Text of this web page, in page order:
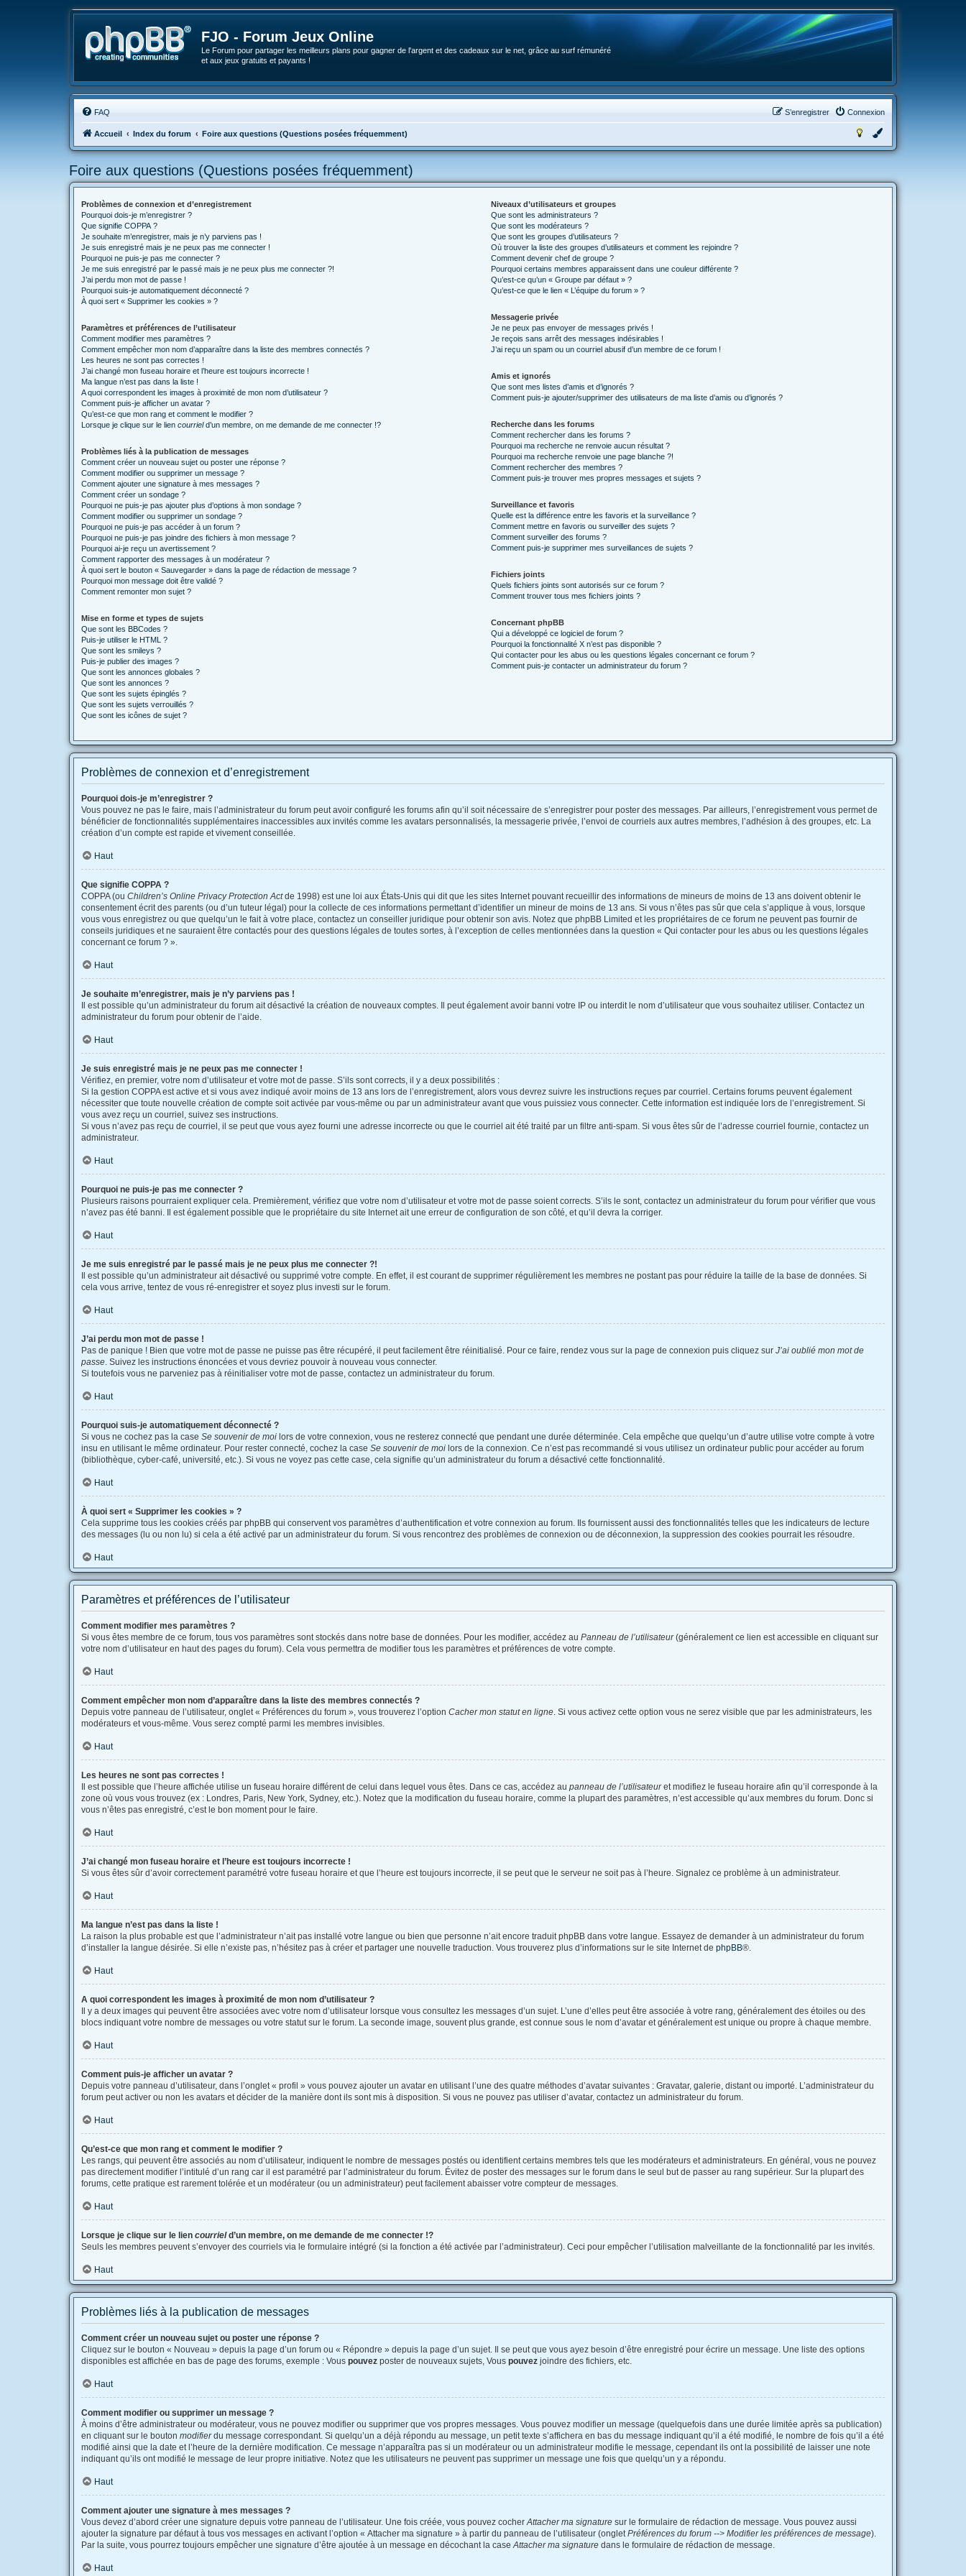
FJO - Forum Jeux Online
Le Forum pour partager les meilleurs plans pour gagner de l'argent et des cadeaux sur le net, grâce au surf rémunéré
et aux jeux gratuits et payants !
FAQ Connexion
S’enregistrer
Accueil Index du forum Foire aux questions (Questions posées fréquemment)
Foire aux questions (Questions posées fréquemment)
Problèmes de connexion et d’enregistrement
Pourquoi dois-je m’enregistrer ?
Que signifie COPPA ?
Je souhaite m’enregistrer, mais je n’y parviens pas !
Je suis enregistré mais je ne peux pas me connecter !
Pourquoi ne puis-je pas me connecter ?
Je me suis enregistré par le passé mais je ne peux plus me connecter ?!
J’ai perdu mon mot de passe !
Pourquoi suis-je automatiquement déconnecté ?
À quoi sert « Supprimer les cookies » ?
Paramètres et préférences de l’utilisateur
Comment modifier mes paramètres ?
Comment empêcher mon nom d’apparaître dans la liste des membres connectés ?
Les heures ne sont pas correctes !
J’ai changé mon fuseau horaire et l’heure est toujours incorrecte !
Ma langue n’est pas dans la liste !
A quoi correspondent les images à proximité de mon nom d’utilisateur ?
Comment puis-je afficher un avatar ?
Qu’est-ce que mon rang et comment le modifier ?
Lorsque je clique sur le lien courrield’un membre, on me demande de me connecter !?
Problèmes liés à la publication de messages
Comment créer un nouveau sujet ou poster une réponse ?
Comment modifier ou supprimer un message ?
Comment ajouter une signature à mes messages ?
Comment créer un sondage ?
Pourquoi ne puis-je pas ajouter plus d’options à mon sondage ?
Comment modifier ou supprimer un sondage ?
Pourquoi ne puis-je pas accéder à un forum ?
Pourquoi ne puis-je pas joindre des fichiers à mon message ?
Pourquoi ai-je reçu un avertissement ?
Comment rapporter des messages à un modérateur ?
À quoi sert le bouton « Sauvegarder » dans la page de rédaction de message ?
Pourquoi mon message doit être validé ?
Comment remonter mon sujet ?
Mise en forme et types de sujets
Que sont les BBCodes ?
Puis-je utiliser le HTML ?
Que sont les smileys ?
Puis-je publier des images ?
Que sont les annonces globales ?
Que sont les annonces ?
Que sont les sujets épinglés ?
Que sont les sujets verrouillés ?
Que sont les icônes de sujet ?
Niveaux d’utilisateurs et groupes
Que sont les administrateurs ?
Que sont les modérateurs ?
Que sont les groupes d’utilisateurs ?
Où trouver la liste des groupes d’utilisateurs et comment les rejoindre ?
Comment devenir chef de groupe ?
Pourquoi certains membres apparaissent dans une couleur différente ?
Qu’est-ce qu’un « Groupe par défaut » ?
Qu’est-ce que le lien « L’équipe du forum » ?
Messagerie privée
Je ne peux pas envoyer de messages privés !
Je reçois sans arrêt des messages indésirables !
J’ai reçu un spam ou un courriel abusif d’un membre de ce forum !
Amis et ignorés
Que sont mes listes d’amis et d’ignorés ?
Comment puis-je ajouter/supprimer des utilisateurs de ma liste d’amis ou d’ignorés ?
Recherche dans les forums
Comment rechercher dans les forums ?
Pourquoi ma recherche ne renvoie aucun résultat ?
Pourquoi ma recherche renvoie une page blanche ?!
Comment rechercher des membres ?
Comment puis-je trouver mes propres messages et sujets ?
Surveillance et favoris
Quelle est la différence entre les favoris et la surveillance ?
Comment mettre en favoris ou surveiller des sujets ?
Comment surveiller des forums ?
Comment puis-je supprimer mes surveillances de sujets ?
Fichiers joints
Quels fichiers joints sont autorisés sur ce forum ?
Comment trouver tous mes fichiers joints ?
Concernant phpBB
Qui a développé ce logiciel de forum ?
Pourquoi la fonctionnalité X n’est pas disponible ?
Qui contacter pour les abus ou les questions légales concernant ce forum ?
Comment puis-je contacter un administrateur du forum ?
Problèmes de connexion et d’enregistrement
Pourquoi dois-je m’enregistrer ?
Vous pouvez ne pas le faire, mais l’administrateur du forum peut avoir configuré les forums afin qu’il soit nécessaire de s’enregistrer pour poster des messages. Par ailleurs, l’enregistrement vous permet de
bénéficier de fonctionnalités supplémentaires inaccessibles aux invités comme les avatars personnalisés, la messagerie privée, l’envoi de courriels aux autres membres, l’adhésion à des groupes, etc. La
création d’un compte est rapide et vivement conseillée.
Haut
Que signifie COPPA ?
COPPA (ou Children’s Online Privacy Protection Actde 1998) est une loi aux États-Unis qui dit que les sites Internet pouvant recueillir des informations de mineurs de moins de 13 ans doivent obtenir le
consentement écrit des parents (ou d’un tuteur légal) pour la collecte de ces informations permettant d’identifier un mineur de moins de 13 ans. Si vous n’êtes pas sûr que cela s’applique à vous, lorsque
vous vous enregistrez ou que quelqu’un le fait à votre place, contactez un conseiller juridique pour obtenir son avis. Notez que phpBB Limited et les propriétaires de ce forum ne peuvent pas fournir de
conseils juridiques et ne sauraient être contactés pour des questions légales de toutes sortes, à l’exception de celles mentionnées dans la question « Qui contacter pour les abus ou les questions légales
concernant ce forum ? ».
Haut
Je souhaite m’enregistrer, mais je n’y parviens pas !
Il est possible qu’un administrateur du forum ait désactivé la création de nouveaux comptes. Il peut également avoir banni votre IP ou interdit le nom d’utilisateur que vous souhaitez utiliser. Contactez un
administrateur du forum pour obtenir de l’aide.
Haut
Je suis enregistré mais je ne peux pas me connecter !
Vérifiez, en premier, votre nom d’utilisateur et votre mot de passe. S’ils sont corrects, il y a deux possibilités :
Si la gestion COPPA est active et si vous avez indiqué avoir moins de 13 ans lors de l’enregistrement, alors vous devrez suivre les instructions reçues par courriel. Certains forums peuvent également
nécessiter que toute nouvelle création de compte soit activée par vous-même ou par un administrateur avant que vous puissiez vous connecter. Cette information est indiquée lors de l’enregistrement. Si
vous avez reçu un courriel, suivez ses instructions.
Si vous n’avez pas reçu de courriel, il se peut que vous ayez fourni une adresse incorrecte ou que le courriel ait été traité par un filtre anti-spam. Si vous êtes sûr de l’adresse courriel fournie, contactez un
administrateur.
Haut
Pourquoi ne puis-je pas me connecter ?
Plusieurs raisons pourraient expliquer cela. Premièrement, vérifiez que votre nom d’utilisateur et votre mot de passe soient corrects. S’ils le sont, contactez un administrateur du forum pour vérifier que vous
n’avez pas été banni. Il est également possible que le propriétaire du site Internet ait une erreur de configuration de son côté, et qu’il devra la corriger.
Haut
Je me suis enregistré par le passé mais je ne peux plus me connecter ?!
Il est possible qu’un administrateur ait désactivé ou supprimé votre compte. En effet, il est courant de supprimer régulièrement les membres ne postant pas pour réduire la taille de la base de données. Si
cela vous arrive, tentez de vous ré-enregistrer et soyez plus investi sur le forum.
Haut
J’ai perdu mon mot de passe !
Pas de panique ! Bien que votre mot de passe ne puisse pas être récupéré, il peut facilement être réinitialisé. Pour ce faire, rendez vous sur la page de connexion puis cliquez sur J’ai oublié mon mot de
passe . Suivez les instructions énoncées et vous devriez pouvoir à nouveau vous connecter.
Si toutefois vous ne parveniez pas à réinitialiser votre mot de passe, contactez un administrateur du forum.
Haut
Pourquoi suis-je automatiquement déconnecté ?
Si vous ne cochez pas la case Se souvenir de moi lors de votre connexion, vous ne resterez connecté que pendant une durée déterminée. Cela empêche que quelqu’un d’autre utilise votre compte à votre
insu en utilisant le même ordinateur. Pour rester connecté, cochez la case Se souvenir de moi lors de la connexion. Ce n’est pas recommandé si vous utilisez un ordinateur public pour accéder au forum
(bibliothèque, cyber-café, université, etc.). Si vous ne voyez pas cette case, cela signifie qu’un administrateur du forum a désactivé cette fonctionnalité.
Haut
À quoi sert « Supprimer les cookies » ?
Cela supprime tous les cookies créés par phpBB qui conservent vos paramètres d’authentification et votre connexion au forum. Ils fournissent aussi des fonctionnalités telles que les indicateurs de lecture
des messages (lu ou non lu) si cela a été activé par un administrateur du forum. Si vous rencontrez des problèmes de connexion ou de déconnexion, la suppression des cookies pourrait les résoudre.
Haut
Paramètres et préférences de l’utilisateur
Comment modifier mes paramètres ?
Si vous êtes membre de ce forum, tous vos paramètres sont stockés dans notre base de données. Pour les modifier, accédez au Panneau de l’utilisateur(généralement ce lien est accessible en cliquant sur
votre nom d’utilisateur en haut des pages du forum). Cela vous permettra de modifier tous les paramètres et préférences de votre compte.
Haut
Comment empêcher mon nom d’apparaître dans la liste des membres connectés ?
Depuis votre panneau de l’utilisateur, onglet « Préférences du forum », vous trouverez l’option Cacher mon statut en ligne . Si vous activez cette option vous ne serez visible que par les administrateurs, les
modérateurs et vous-même. Vous serez compté parmi les membres invisibles.
Haut
Les heures ne sont pas correctes !
Il est possible que l’heure affichée utilise un fuseau horaire différent de celui dans lequel vous êtes. Dans ce cas, accédez au panneau de l’utilisateuret modifiez le fuseau horaire afin qu’il corresponde à la
zone où vous vous trouvez (ex : Londres, Paris, New York, Sydney, etc.). Notez que la modification du fuseau horaire, comme la plupart des paramètres, n’est accessible qu’aux membres du forum. Donc si
vous n’êtes pas enregistré, c’est le bon moment pour le faire.
Haut
J’ai changé mon fuseau horaire et l’heure est toujours incorrecte !
Si vous êtes sûr d’avoir correctement paramétré votre fuseau horaire et que l’heure est toujours incorrecte, il se peut que le serveur ne soit pas à l’heure. Signalez ce problème à un administrateur.
Haut
Ma langue n’est pas dans la liste !
La raison la plus probable est que l’administrateur n’ait pas installé votre langue ou bien que personne n’ait encore traduit phpBB dans votre langue. Essayez de demander à un administrateur du forum
d’installer la langue désirée. Si elle n’existe pas, n’hésitez pas à créer et partager une nouvelle traduction. Vous trouverez plus d’informations sur le site Internet de phpBB®.
Haut
A quoi correspondent les images à proximité de mon nom d’utilisateur ?
Il y a deux images qui peuvent être associées avec votre nom d’utilisateur lorsque vous consultez les messages d’un sujet. L’une d’elles peut être associée à votre rang, généralement des étoiles ou des
blocs indiquant votre nombre de messages ou votre statut sur le forum. La seconde image, souvent plus grande, est connue sous le nom d’avatar et généralement est unique ou propre à chaque membre.
Haut
Comment puis-je afficher un avatar ?
Depuis votre panneau d’utilisateur, dans l’onglet « profil » vous pouvez ajouter un avatar en utilisant l’une des quatre méthodes d’avatar suivantes : Gravatar, galerie, distant ou importé. L’administrateur du
forum peut activer ou non les avatars et décider de la manière dont ils sont mis à disposition. Si vous ne pouvez pas utiliser d’avatar, contactez un administrateur du forum.
Haut
Qu’est-ce que mon rang et comment le modifier ?
Les rangs, qui peuvent être associés au nom d’utilisateur, indiquent le nombre de messages postés ou identifient certains membres tels que les modérateurs et administrateurs. En général, vous ne pouvez
pas directement modifier l’intitulé d’un rang car il est paramétré par l’administrateur du forum. Évitez de poster des messages sur le forum dans le seul but de passer au rang supérieur. Sur la plupart des
forums, cette pratique est rarement tolérée et un modérateur (ou un administrateur) peut facilement abaisser votre compteur de messages.
Haut
Lorsque je clique sur le lien courrield’un membre, on me demande de me connecter !?
Seuls les membres peuvent s’envoyer des courriels via le formulaire intégré (si la fonction a été activée par l’administrateur). Ceci pour empêcher l’utilisation malveillante de la fonctionnalité par les invités.
Haut
Problèmes liés à la publication de messages
Comment créer un nouveau sujet ou poster une réponse ?
Cliquez sur le bouton « Nouveau » depuis la page d’un forum ou « Répondre » depuis la page d’un sujet. Il se peut que vous ayez besoin d’être enregistré pour écrire un message. Une liste des options
disponibles est affichée en bas de page des forums, exemple : Vous pouvez poster de nouveaux sujets, Vous pouvez joindre des fichiers, etc.
Haut
Comment modifier ou supprimer un message ?
À moins d’être administrateur ou modérateur, vous ne pouvez modifier ou supprimer que vos propres messages. Vous pouvez modifier un message (quelquefois dans une durée limitée après sa publication)
en cliquant sur le bouton modifierdu message correspondant. Si quelqu’un a déjà répondu au message, un petit texte s’affichera en bas du message indiquant qu’il a été modifié, le nombre de fois qu’il a été
modifié ainsi que la date et l’heure de la dernière modification. Ce message n’apparaîtra pas si un modérateur ou un administrateur modifie le message, cependant ils ont la possibilité de laisser une note
indiquant qu’ils ont modifié le message de leur propre initiative. Notez que les utilisateurs ne peuvent pas supprimer un message une fois que quelqu’un y a répondu.
Haut
Comment ajouter une signature à mes messages ?
Vous devez d’abord créer une signature depuis votre panneau de l’utilisateur. Une fois créée, vous pouvez cocher Attacher ma signature sur le formulaire de rédaction de message. Vous pouvez aussi
ajouter la signature par défaut à tous vos messages en activant l’option « Attacher ma signature » à partir du panneau de l’utilisateur (onglet Préférences du forum --> Modifier les préférences de message).
Par la suite, vous pourrez toujours empêcher une signature d’être ajoutée à un message en décochant la case Attacher ma signature dans le formulaire de rédaction de message.
Haut